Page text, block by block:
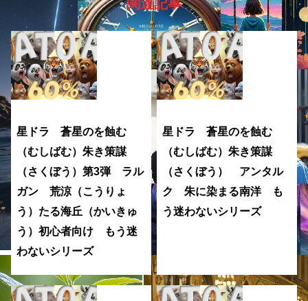
関連記事
星ドラ 蒼星のを蝕む
（むしばむ）朱き策謀
（さくぼう）第3弾 ラル
ガン 荒涼（こうりょ
う）たる海丘（かいきゅ
う）初心者向け もう迷
わないシリーズ
星ドラ 蒼星のを蝕む
（むしばむ）朱き策謀
（さくぼう） アンタル
ク 朱に染まる南洋 も
う迷わないシリーズ